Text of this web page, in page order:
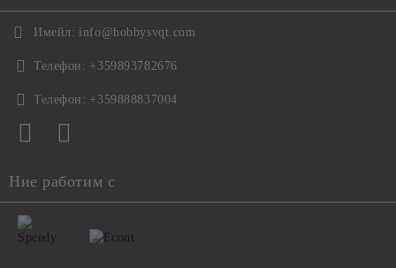
Имейл: info@hobbysvqt.com
Телефон: +359893782676
Телефон: +359888837004
Ние работим с